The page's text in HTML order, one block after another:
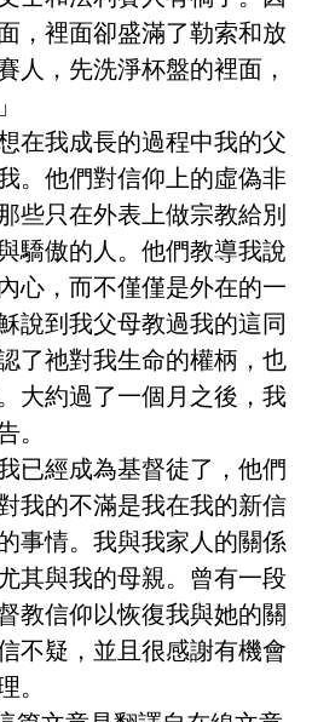
，裡面卻盛滿了勒索和放
人，先洗淨杯盤的裡面，
在我成長的過程中我的父
。他們對信仰上的虛偽非
些只在外表上做宗教給別
驕傲的人。他們教導我說
心，而不僅僅是外在的一
說到我父母教過我的這同
了祂對我生命的權柄，也
大約過了一個月之後，我
。
已經成為基督徒了，他們
我的不滿是我在我的新信
事情。我與我家人的關係
其與我的母親。曾有一段
教信仰以恢復我與她的關
不疑，並且很感謝有機會
。